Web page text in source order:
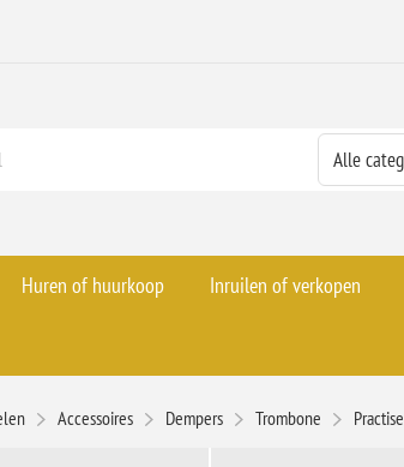
Huren of huurkoop Inruilen of verkopen
Accessoires Dempers Trombone Practise